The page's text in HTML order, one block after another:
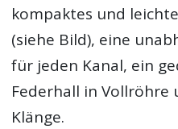
kompaktes und
(siehe Bild), eine
für jeden Kanal, ein
Federhall in Vollröhre
Klänge.